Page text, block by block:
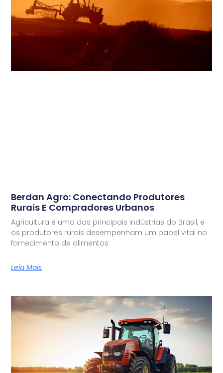
Berdan Agro: Conectando Produtores
Rurais E Compradores Urbanos
Agricultura é uma das principais indústrias do Brasil, e
os produtores rurais desempenham um papel vital no
fornecimento de alimentos
Leia Mais